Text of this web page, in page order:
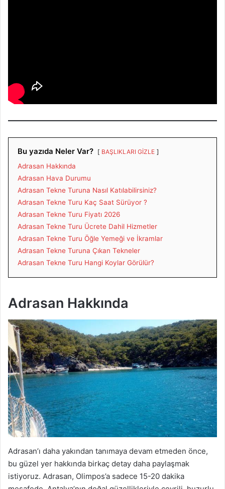
Bu yazıda Neler Var? BAŞLIKLARI GİZLE
Adrasan Hakkında
Adrasan Hava Durumu
Adrasan Tekne Turuna Nasıl Katılabilirsiniz?
Adrasan Tekne Turu Kaç Saat Sürüyor ?
Adrasan Tekne Turu Fiyatı 2026
Adrasan Tekne Turu Ücrete Dahil Hizmetler
Adrasan Tekne Turu Öğle Yemeği ve İkramlar
Adrasan Tekne Turuna Çıkan Tekneler
Adrasan Tekne Turu Hangi Koylar Görülür?
Adrasan Hakkında
Adrasan’ı daha yakından tanımaya devam etmeden önce,
bu güzel yer hakkında birkaç detay daha paylaşmak
istiyoruz. Adrasan, Olimpos’a sadece 15-20 dakika